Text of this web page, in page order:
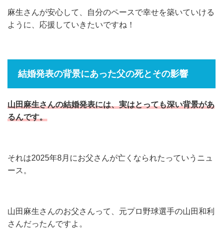
麻生さんが安心して、自分のペースで幸せを築いていける
ように、応援していきたいですね！
結婚発表の背景にあった父の死とその影響
山田麻生さんの結婚発表には、実はとっても深い背景があ
るんです。
それは2025年8月にお父さんが亡くなられたっていうニュ
ース。
山田麻生さんのお父さんって、元プロ野球選手の山田和利
さんだったんですよ。